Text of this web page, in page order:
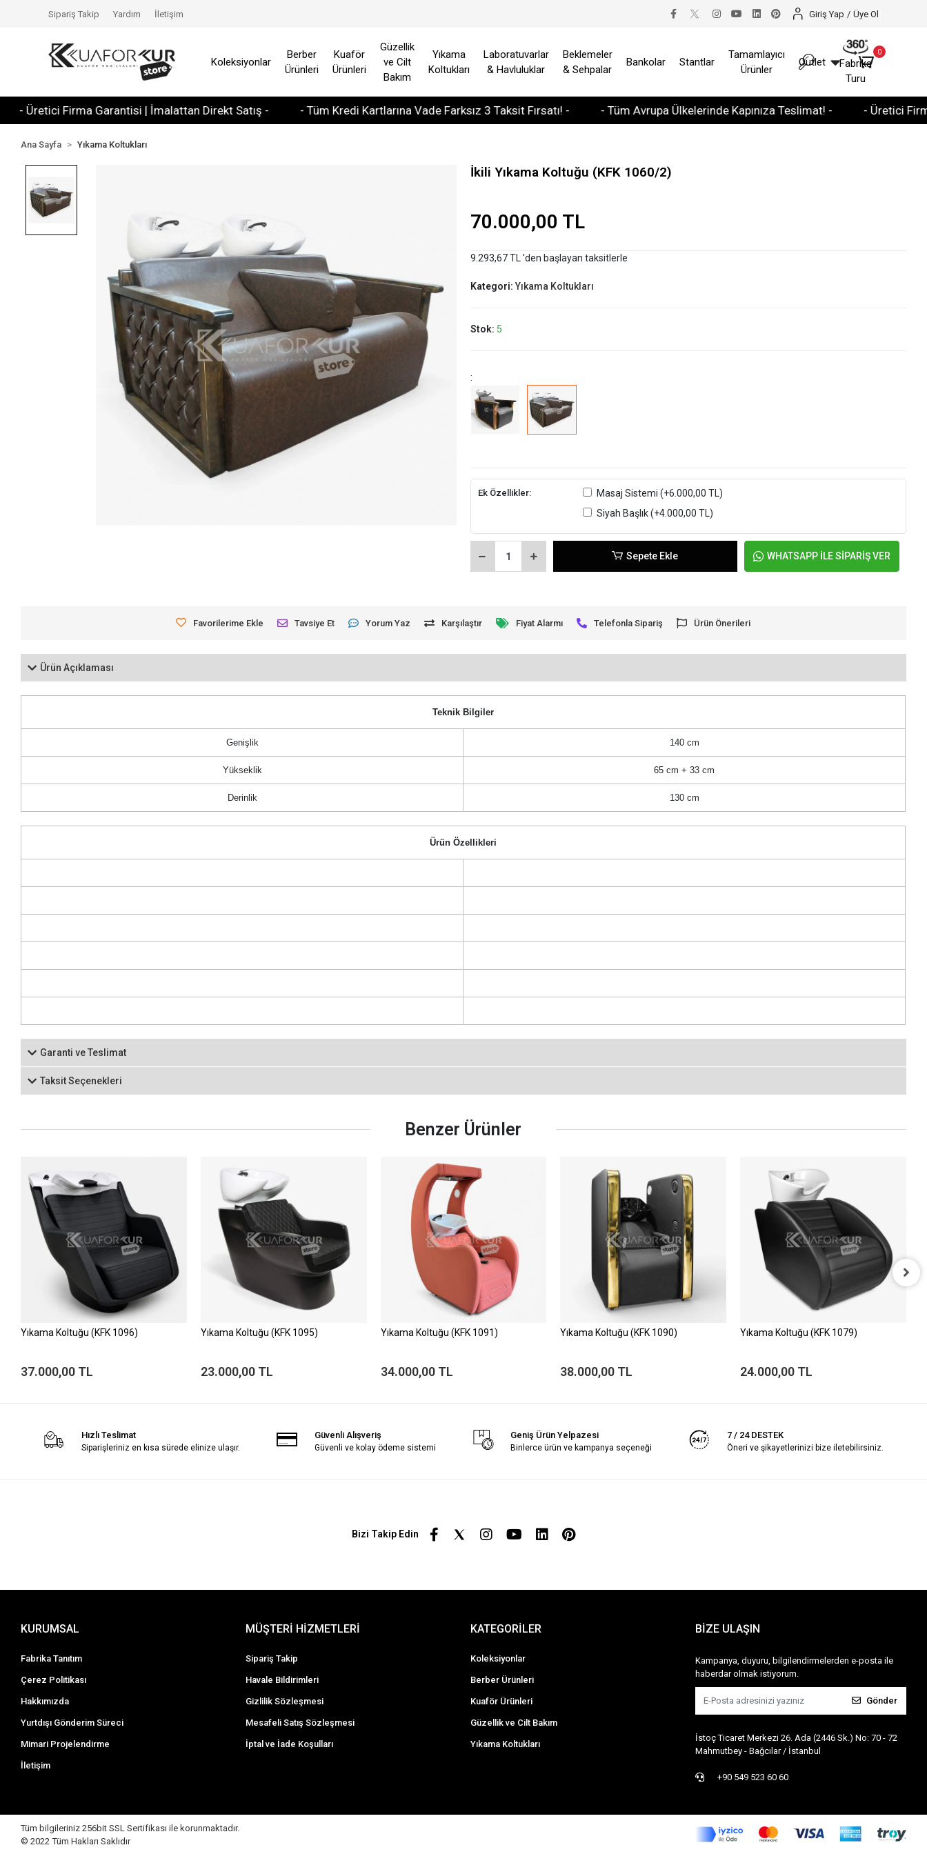
Firma Garantisi | İmalattan Direkt Satış - - Tüm Kredi Kartlarına Vade Farksız 3 Taksit Fırsatı! - - Tüm Avrupa Ülkelerinde Kapınıza Teslimat! - - Üretici Firma
Sipariş Takip Yardım İletişim Giriş Yap / Üye Ol
Koleksiyonlar
Berber
Ürünleri
Kuaför
Ürünleri
Güzellik
ve Cilt
Bakım
Yıkama
Koltukları
Laboratuvarlar
& Havluluklar
Beklemeler
& Sehpalar
Bankolar Stantlar
Tamamlayıcı
Ürünler
Outlet
Fabrika
Turu
0
Ana Sayfa Yıkama Koltukları
İkili Yıkama Koltuğu (KFK 1060/2)
70.000,00 TL
9.293,67 TL 'den başlayan taksitlerle
Kategori:Yıkama Koltukları
Stok: 5
:
Ek Özellikler: Masaj Sistemi(+6.000,00 TL)
Siyah Başlık(+4.000,00 TL)
Sepete Ekle WHATSAPP İLE SİPARİŞ VER
Favorilerime Ekle Tavsiye Et Yorum Yaz Karşılaştır Fiyat Alarmı Telefonla Sipariş Ürün Önerileri
Ürün Açıklaması
Teknik Bilgiler
Genişlik 140 cm
Yükseklik 65 cm + 33 cm
Derinlik 130 cm
Ürün Özellikleri
Garanti ve Teslimat
Taksit Seçenekleri
Benzer Ürünler
Yıkama Koltuğu (KFK 1096)
37.000,00 TL
Yıkama Koltuğu (KFK 1095)
23.000,00 TL
Yıkama Koltuğu (KFK 1091)
34.000,00 TL
Yıkama Koltuğu (KFK 1090)
38.000,00 TL
Yıkama Koltuğu (KFK 1079)
24.000,00 TL
Hızlı Teslimat
Siparişleriniz en kısa sürede elinize ulaşır.
Güvenli Alışveriş
Güvenli ve kolay ödeme sistemi
Geniş Ürün Yelpazesi
Binlerce ürün ve kampanya seçeneği
7 / 24 DESTEK
Öneri ve şikayetlerinizi bize iletebilirsiniz.
Bizi Takip Edin
KURUMSAL
Fabrika Tanıtım
Çerez Politikası
Hakkımızda
Yurtdışı Gönderim Süreci
Mimari Projelendirme
İletişim
MÜŞTERİ HİZMETLERİ
Sipariş Takip
Havale Bildirimleri
Gizlilik Sözleşmesi
Mesafeli Satış Sözleşmesi
İptal ve İade Koşulları
KATEGORİLER
Koleksiyonlar
Berber Ürünleri
Kuaför Ürünleri
Güzellik ve Cilt Bakım
Yıkama Koltukları
BİZE ULAŞIN
Kampanya, duyuru, bilgilendirmelerden e-posta ile
haberdar olmak istiyorum.
Gönder
İstoç Ticaret Merkezi 26. Ada (2446 Sk.) No: 70 - 72
Mahmutbey - Bağcılar / İstanbul
+90 549 523 60 60
Tüm bilgileriniz 256bit SSL Sertifikası ile korunmaktadır.
© 2022 Tüm Hakları Saklıdır